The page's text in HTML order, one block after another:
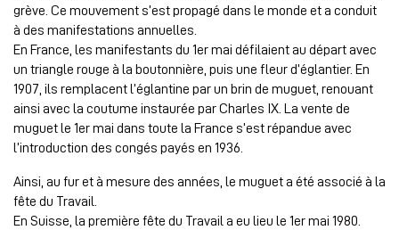
grève. Ce mouvement s’est propagé dans le monde et a conduit
à des manifestations annuelles.
En France, les manifestants du 1er mai défilaient au départ avec
un triangle rouge à la boutonnière, puis une fleur d’églantier. En
1907, ils remplacent l’églantine par un brin de muguet, renouant
ainsi avec la coutume instaurée par Charles IX. La vente de
muguet le 1er mai dans toute la France s’est répandue avec
l’introduction des congés payés en 1936.
Ainsi, au fur et à mesure des années, le muguet a été associé à la
fête du Travail.
En Suisse, la première fête du Travail a eu lieu le 1er mai 1980.